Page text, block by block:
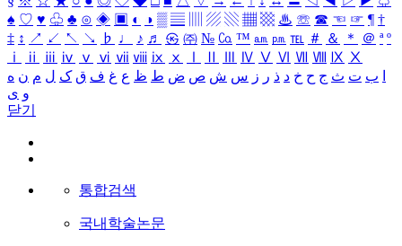
♠ ♡ ♥ ♧ ♣ ⊙ ◈ ▣ ◐ ◑ ▒ ▤ ▨ ▧ ▦ ▩ ♨ ☏ ☎ ☜ ☞ ¶ †
‡ ↕ ↗ ↙ ↖ ↘ ♭ ♩ ♪ ♬ ㉿ ㈜ № ㏇ ™ ㏂ ㏘ ℡ ＃ ＆ ＊ ＠ ª º
ⅰ
ⅱ ⅲ ⅳ ⅴ ⅵ ⅶ ⅷ ⅸ ⅹ Ⅳ Ⅴ Ⅵ Ⅶ Ⅷ Ⅸ Ⅹ
ب ت ث ج ح خ د ذ ر ز س ش ص ض ط ظ ع غ ف ق ک ل م ن ه
و ی
닫기
통합검색
국내학술논문